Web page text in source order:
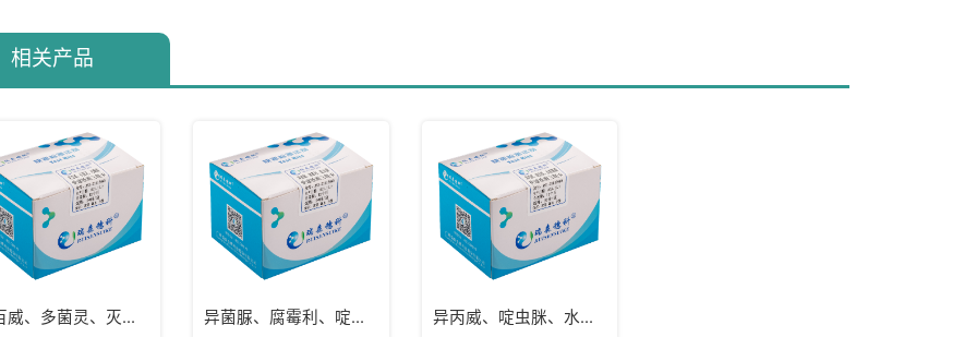
相关产品
克百威、多菌灵、灭蝇胺快速检测三联卡（豇豆） 异菌脲、腐霉利、啶虫脒快速检测三联卡（韭菜） 异丙威、啶虫脒、水胺硫磷三联快速检测卡（蔬菜）